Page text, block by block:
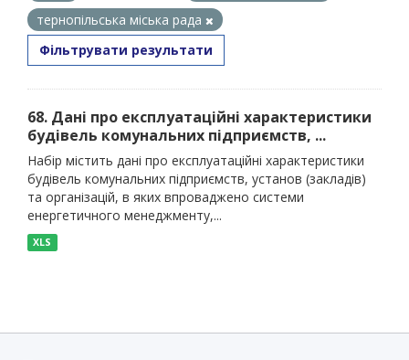
тернопільська міська рада
Фільтрувати результати
68. Дані про експлуатаційні характеристики
будівель комунальних підприємств, ...
Набір містить дані про експлуатаційні характеристики
будівель комунальних підприємств, установ (закладів)
та організацій, в яких впроваджено системи
енергетичного менеджменту,...
XLS